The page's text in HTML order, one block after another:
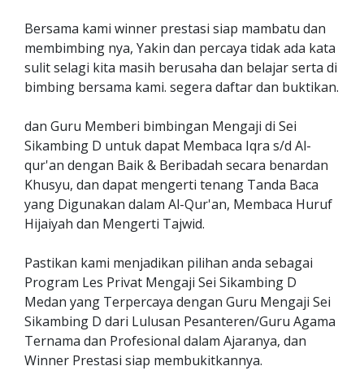
Bersama kami winner prestasi siap mambatu dan
membimbing nya, Yakin dan percaya tidak ada kata
sulit selagi kita masih berusaha dan belajar serta di
bimbing bersama kami. segera daftar dan buktikan.
dan Guru Memberi bimbingan Mengaji di Sei
Sikambing D untuk dapat Membaca Iqra s/d Al-
qur'an dengan Baik & Beribadah secara benardan
Khusyu, dan dapat mengerti tenang Tanda Baca
yang Digunakan dalam Al-Qur'an, Membaca Huruf
Hijaiyah dan Mengerti Tajwid.
Pastikan kami menjadikan pilihan anda sebagai
Program Les Privat Mengaji Sei Sikambing D
Medan yang Terpercaya dengan Guru Mengaji Sei
Sikambing D dari Lulusan Pesanteren/Guru Agama
Ternama dan Profesional dalam Ajaranya, dan
Winner Prestasi siap membukitkannya.